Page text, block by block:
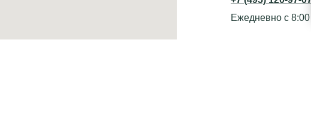
Ежедневно с 8:00